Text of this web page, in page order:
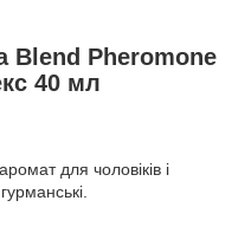
Blend Pheromone
40 мл
для чоловіків і